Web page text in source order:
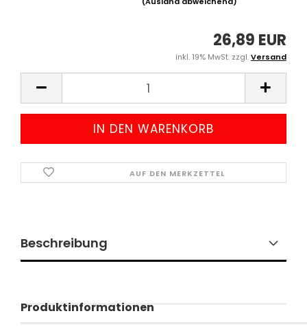
26,89 EUR
inkl. 19% MwSt. zzgl.Versand
AUF DEN MERKZETTEL
Beschreibung
Produktinformationen